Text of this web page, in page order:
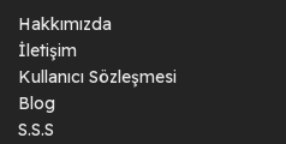
Hakkımızda
İletişim
Kullanıcı Sözleşmesi
Blog
S.S.S